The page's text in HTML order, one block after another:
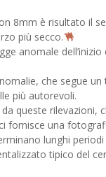
8mm è risultato il
più secco.
anomale
che segue
più autorevoli.
queste rilevazioni,
fornisce una
lunghi
tipico del